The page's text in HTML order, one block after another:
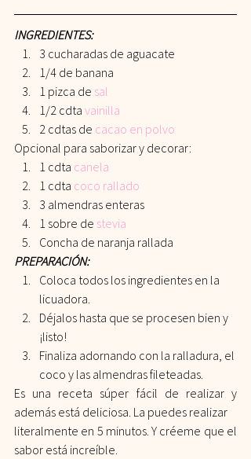
INGREDIENTES:
3 cucharadas de aguacate
1/4 de banana
1 pizca de sal
1/2 cdta vainilla
2 cdtas de cacao en polvo
Opcional para saborizar y decorar:
1 cdta canela
1 cdta coco rallado
3 almendras enteras
1 sobre de stevia
Concha de naranja rallada
PREPARACIÓN:
Coloca todos los ingredientes en la
licuadora.
Déjalos hasta que se procesen bien y
¡listo!
Finaliza adornando con la ralladura, el
coco y las almendras fileteadas.
Es una receta súper fácil de realizar y
además está deliciosa. La puedes realizar
literalmente en 5 minutos. Y créeme que el
sabor está increíble.